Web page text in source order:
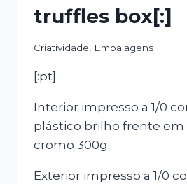
truffles box[:]
Criatividade Embalagens
[:pt]
Interior impresso a 1/0
plástico brilho frente em
cromo 300g;
Exterior impresso a 1/0